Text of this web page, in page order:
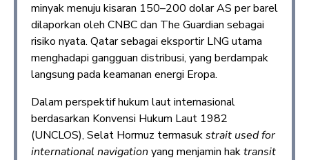
minyak menuju kisaran 150–200 dolar AS per barel
dilaporkan oleh CNBC dan The Guardian sebagai
risiko nyata. Qatar sebagai eksportir LNG utama
menghadapi gangguan distribusi, yang berdampak
langsung pada keamanan energi Eropa.
Dalam perspektif hukum laut internasional
berdasarkan Konvensi Hukum Laut 1982
(UNCLOS), Selat Hormuz termasukstrait used for
international navigation yang menjamin haktransit